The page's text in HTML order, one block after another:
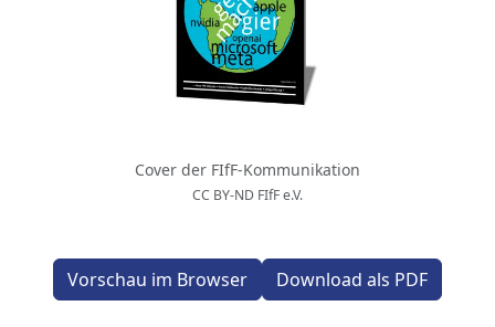
Cover der FIfF-Kommunikation
CC BY-ND FIfF e.V.
Vorschau im Browser Download als PDF